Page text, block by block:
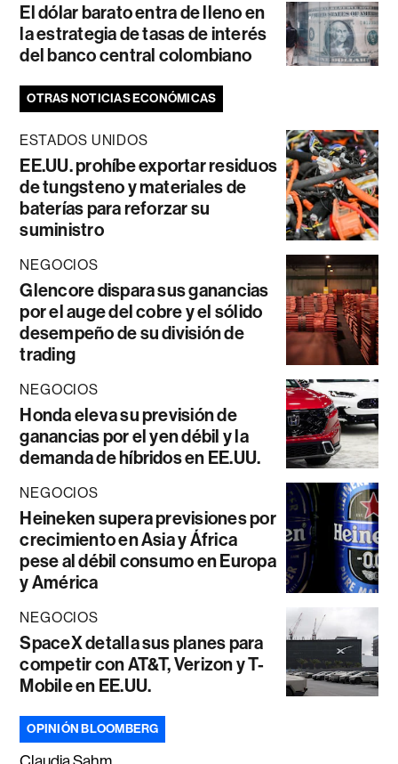
El dólar barato entra de lleno en
la estrategia de tasas de interés
del banco central colombiano
OTRAS NOTICIAS ECONÓMICAS
ESTADOS UNIDOS
EE.UU. prohíbe exportar residuos
de tungsteno y materiales de
baterías para reforzar su
suministro
NEGOCIOS
Glencore dispara sus ganancias
por el auge del cobre y el sólido
desempeño de su división de
trading
NEGOCIOS
Honda eleva su previsión de
ganancias por el yen débil y la
demanda de híbridos en EE.UU.
NEGOCIOS
Heineken supera previsiones por
crecimiento en Asia y África
pese al débil consumo en Europa
y América
NEGOCIOS
SpaceX detalla sus planes para
competir con AT&T, Verizon y T-
Mobile en EE.UU.
OPINIÓN BLOOMBERG